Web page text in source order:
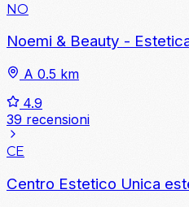
NO
Noemi & Beauty -
A 0.5 km
4.9
39 recensioni
CE
Centro Estetico Unica